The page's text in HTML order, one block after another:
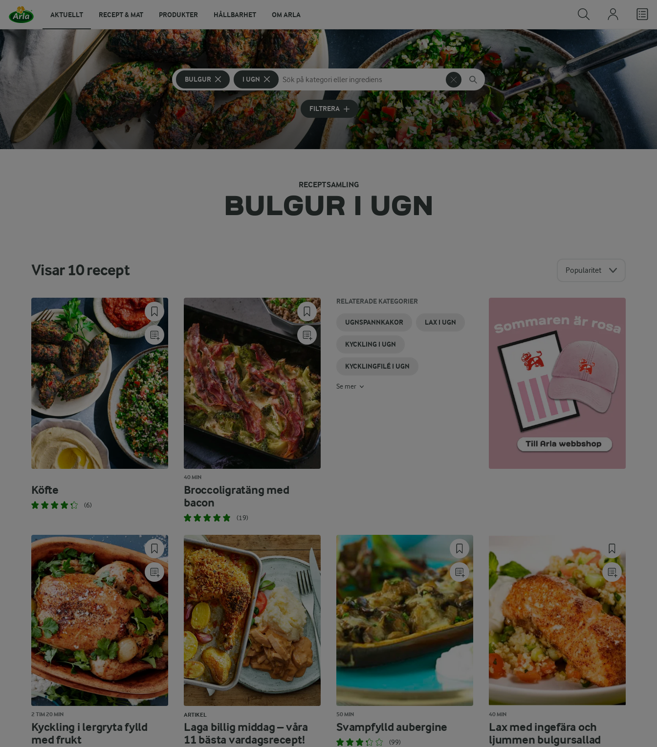
AKTUELLT RECEPT & MAT PRODUKTER HÅLLBARHET OM ARLA
BULGUR I UGN
Sök på kategori eller ingrediens
Skriv in sökord för att få förslag
FILTRERA
RECEPTSAMLING
BULGUR I UGN
Visar10recept Popularitet
Köfte
(6)
40 MIN
Broccoligratäng med
bacon
(19)
RELATERADE KATEGORIER
UGNSPANNKAKOR LAX I UGN
KYCKLING I UGN
KYCKLINGFILÉ I UGN
FLÄSKFILÉER
I UGN
SÖTPOTATIS
I UGN
BACON
I UGN
POTATIS
I UGN
ROTFRUKTER
I UGN
FALUKORV
I UGN
Se mer
2 TIM 20 MIN
Kyckling i lergryta fylld
med frukt
ARTIKEL
Laga billig middag – våra
11 bästa vardagsrecept!
50 MIN
Svampfylld aubergine
(99)
40 MIN
Lax med ingefära och
ljummen bulgursallad